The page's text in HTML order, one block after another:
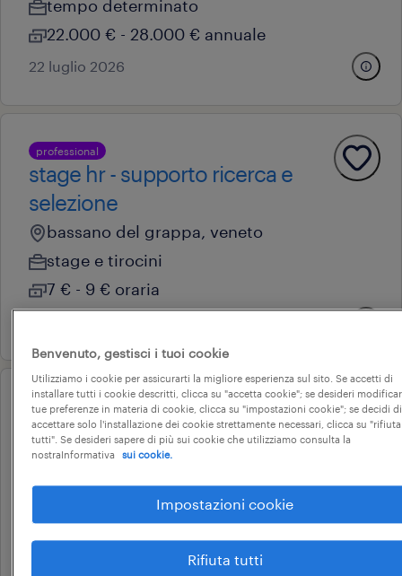
tempo determinato
22.000 € - 28.000 € annuale
22 luglio 2026
professional
stage hr - supporto ricerca e
selezione
bassano del grappa, veneto
stage e tirocini
7 € - 9 € oraria
professional
hr administration specialist
bassano del grappa, veneto
tempo determinato
28.000 € - 34.000 € annuale
14 luglio 2026
Benvenuto, gestisci i tuoi cookie
Utilizziamo i cookie per assicurarti la migliore esperienza sul sito. Se accetti di
installare tutti i cookie descritti, clicca su "accetta cookie"; se desideri
tue preferenze in materia di cookie, clicca su "impostazioni cookie"; se decidi di
accettare solo l'installazione dei cookie strettamente necessari, clicca su "rifiuta
tutti". Se desideri sapere di più sui cookie che utilizziamo consulta la
nostraInformativa
sui cookie.
Impostazioni cookie
Rifiuta tutti